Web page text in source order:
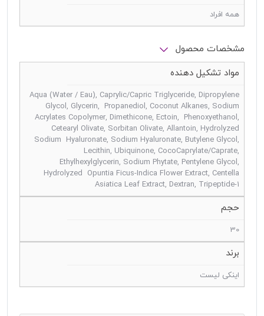
همه افراد
مشخصات محصول
مواد تشکیل دهنده
Aqua (Water / Eau), Caprylic/Capric Triglyceride, Dipropylene
Glycol, Glycerin, Propanediol, Coconut Alkanes, Sodium
Acrylates Copolymer, Dimethicone, Ectoin, Phenoxyethanol,
Cetearyl Olivate, Sorbitan Olivate, Allantoin, Hydrolyzed
Sodium Hyaluronate, Sodium Hyaluronate, Butylene Glycol,
Lecithin, Ubiquinone, CocoCaprylate/Caprate,
Ethylhexylglycerin, Sodium Phytate, Pentylene Glycol,
Hydrolyzed Opuntia Ficus-Indica Flower Extract, Centella
Asiatica Leaf Extract, Dextran, Tripeptide-1
حجم
30
برند
اینکی لیست